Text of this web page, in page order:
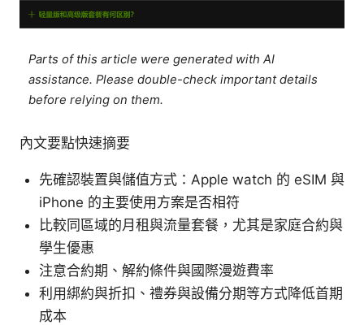
Parts of this article were generated with AI
assistance. Please double-check important details
before relying on them.
內文要點快速摘要
先確認裝置與儲值方式：Apple watch 的 eSIM 與
iPhone 的主要使用方案是否相符
比較同區域的月租與流量套餐，尤其是家庭合約與
學生優惠
注意合約期、解約條件與國際漫遊費率
利用綁約與折扣、禮券與設備分期等方式降低首期
成本